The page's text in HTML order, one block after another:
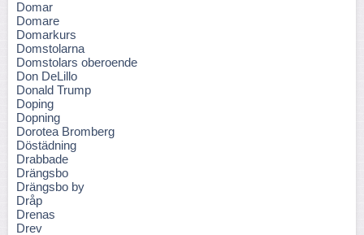
Domar
Domare
Domarkurs
Domstolarna
Domstolars oberoende
Don DeLillo
Donald Trump
Doping
Dopning
Dorotea Bromberg
Döstädning
Drabbade
Drängsbo
Drängsbo by
Dråp
Drenas
Drev